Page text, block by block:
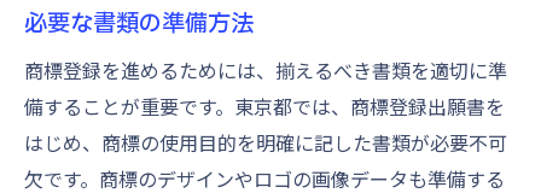
事前準備で確認すべき事項
商標選定後の手続きフロー
法的要件を満たしているか確認
コスト管理と支払いスケジュール
必要な書類の準備方法
商標登録を進めるためには、揃えるべき書類を適切に準
備することが重要です。東京都では、商標登録出願書を
はじめ、商標の使用目的を明確に記した書類が必要不可
欠です。商標のデザインやロゴの画像データも準備する